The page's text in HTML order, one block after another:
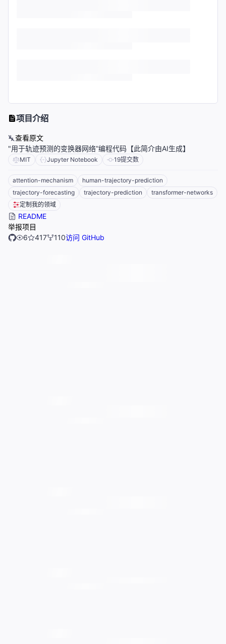
项目介绍
查看原文
"用于轨迹预测的变换器网络”编程代码【此简介由AI生成】
MIT Jupyter Notebook 19提交数
attention-mechanism
human-trajectory-prediction
trajectory-forecasting
trajectory-prediction
transformer-networks
定制我的领域
README
举报项目
6
417 110访问 GitHub